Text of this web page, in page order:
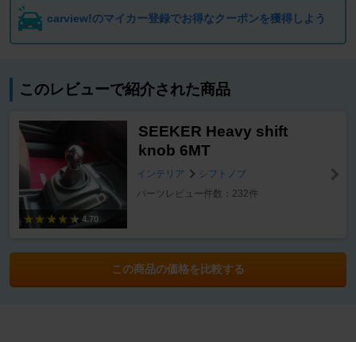
carview!のマイカー登録でお得なクーポンを獲得しよう
このレビューで紹介された商品
4.70
SEEKER Heavy shift
knob 6MT
インテリア
シフトノブ
パーツレビュー件数：232件
この商品の価格を比較する